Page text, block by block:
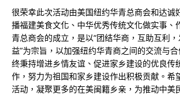
很荣幸此次活动由美国纽约华青总商会和达诚
播福建美食文化、中华优秀传统文化做实事、
青总商会的成立，是以“团结华商，互助互利
益”为宗旨，以加强纽约华青商之间的交流与
终秉持增进乡情友谊、促进家乡建设的优良传
作，努力为祖国和家乡建设作出积极贡献。希
活动，凝聚更多的在美闽籍乡亲，为推动中美